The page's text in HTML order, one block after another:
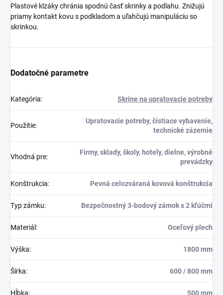
Plastové klzáky chránia spodnú časť skrinky a podlahu. Znižujú
priamy kontakt kovu s podkladom a uľahčujú manipuláciu so
skrinkou.
Dodatočné parametre
Kategória: Skrine na upratovacie potreby
Použitie:
Upratovacie potreby, čistiace vybavenie,
technické zázemie
Vhodná pre:
Firmy, sklady, školy, hotely, dielne, výrobné
prevádzky
Konštrukcia: Pevná celozváraná kovová konštrukcia
Typ zámku: Bezpečnostný 3-bodový zámok s 2 kľúčmi
Materiál : Oceľový plech
Výška: 1800 mm
Šírka: 600 / 800 mm
Hĺbka: 500 mm